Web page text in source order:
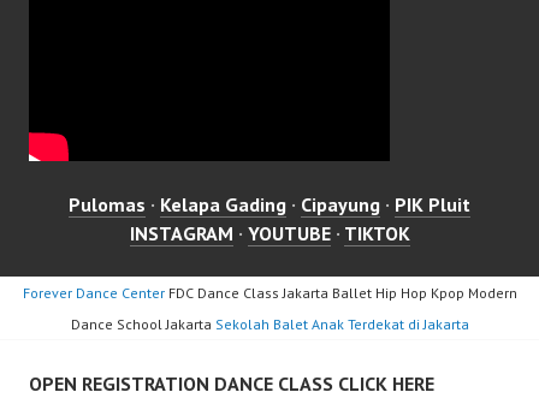
Pulomas · Kelapa Gading · Cipayung · PIK Pluit
INSTAGRAM · YOUTUBE· TIKTOK
Forever Dance CenterFDC Dance Class Jakarta Ballet Hip Hop Kpop Modern
Dance School Jakarta Sekolah Balet Anak Terdekat di Jakarta
OPEN REGISTRATION DANCE CLASS CLICK HERE